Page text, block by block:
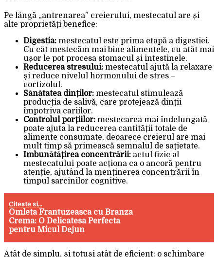
Pe lângă „antrenarea” creierului, mestecatul are și
alte proprietăți benefice:
Digestia: mestecatul este prima etapă a digestiei.
Cu cât mestecăm mai bine alimentele, cu atât mai
ușor le pot procesa stomacul și intestinele.
Reducerea stresului: mestecatul ajută la relaxare
și reduce nivelul hormonului de stres –
cortizolul.
Sănătatea dinților: mestecatul stimulează
producția de salivă, care protejează dinții
împotriva cariilor.
Controlul porțiilor: mestecarea mai îndelungată
poate ajuta la reducerea cantității totale de
alimente consumate, deoarece creierul are mai
mult timp să primească semnalul de sațietate.
Îmbunătățirea concentrării: actul fizic al
mestecatului poate acționa ca o ancoră pentru
atenție, ajutând la menținerea concentrării în
timpul sarcinilor cognitive.
Citeste si...
Omleta Frantuzeasca cu Branza
Crema: O Delicatesa Perfecta
pentru Micul Dejun
Atât de simplu, și totuși atât de eficient: o schimbare